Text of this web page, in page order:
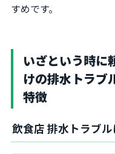
すめです。
いざという時に
けの排水トラブ
特徴
飲食店 排水トラブ